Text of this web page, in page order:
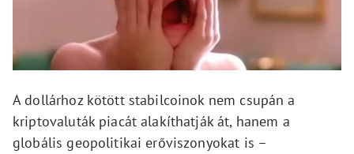
A dollárhoz kötött stabilcoinok nem csupán a
kriptovaluták piacát alakíthatják át, hanem a
globális geopolitikai erőviszonyokat is –